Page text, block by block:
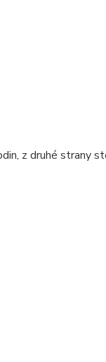
z druhé strany